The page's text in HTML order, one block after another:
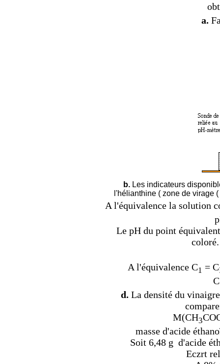
a.
b.Les indicateurs
l'hélianthine ( zone de virage
A l'équivalence la solution
Le pH du point
A l'équivalence C1 = C
d. La densité du
M(CH3
masse d'acide
Soit 6,48 g d'acide
Eczrt